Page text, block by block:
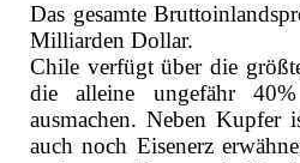
Das gesamte
Milliarden Dollar.
Chile verfügt über die
die alleine ungefähr
ausmachen. Neben
auch noch Eisenerz